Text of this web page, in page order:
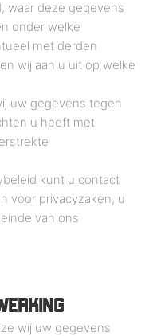
waar deze gegevens
onder welke
met derden
wij aan u uit op welke
uw gegevens tegen
u heeft met
kunt u contact
voor privacyzaken, u
van ons
wij uw gegevens